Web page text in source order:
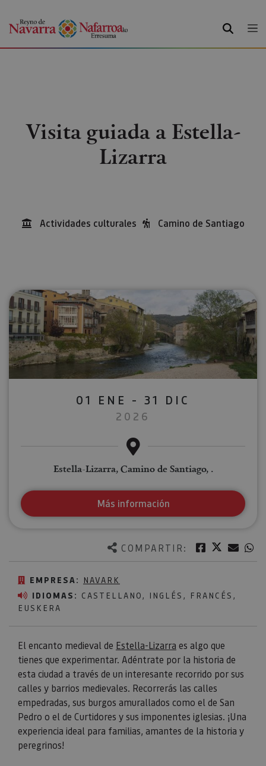
BUSCAR
Visita guiada a Estella-
Lizarra
Actividades culturales Camino de Santiago
COMPARTIR: Facebook
Twitter
EMPRESA: NAVARK
IDIOMAS: CASTELLANO, INGLÉS, FRANCÉS,
EUSKERA
El encanto medieval de Estella-Lizarra es algo que
tienes que experimentar. Adéntrate por la historia de
esta ciudad a través de un interesante recorrido por sus
calles y barrios medievales. Recorrerás las calles
empedradas, sus burgos amurallados como el de San
Pedro o el de Curtidores y sus imponentes iglesias. ¡Una
experiencia ideal para familias, amantes de la historia y
peregrinos!
01 ENE - 31 DIC
2026
Estella-Lizarra, Camino de Santiago, .
Más información